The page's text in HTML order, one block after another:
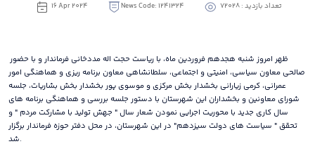
16 Apr 2024 News Code: 1241324 تعداد بازدید : 72028
صالحی معاون سیاسی، امنیتی و اجتماعی، سلطانشاهی معاون برنامه ریزی و هماهنگی امور
عمرانی، کرمی زیارانی بخشدار بخش مرکزی و موسوی پور بخشدار بخش بشاریات، جلسه
شورای معاونین و بخشداران این شهرستان با دستور جلسه بررسی و هماهنگی برنامه های
سال کاری جدید با محوریت اجرایی نمودن شعار سال " جهش تولید با مشارکت مردم " و
تحقق " سیاست های دولت سیزدهم" در این شهرستان، در محل دفتر حوزه فرماندار برگزار
شد.